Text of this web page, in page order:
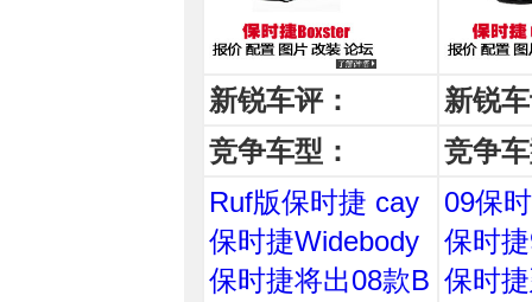
新锐车评：
新锐
竞争车型：
竞争
Ruf版保时捷 cay
保时捷Widebody
保时捷将出08款B
09保
保时
保时